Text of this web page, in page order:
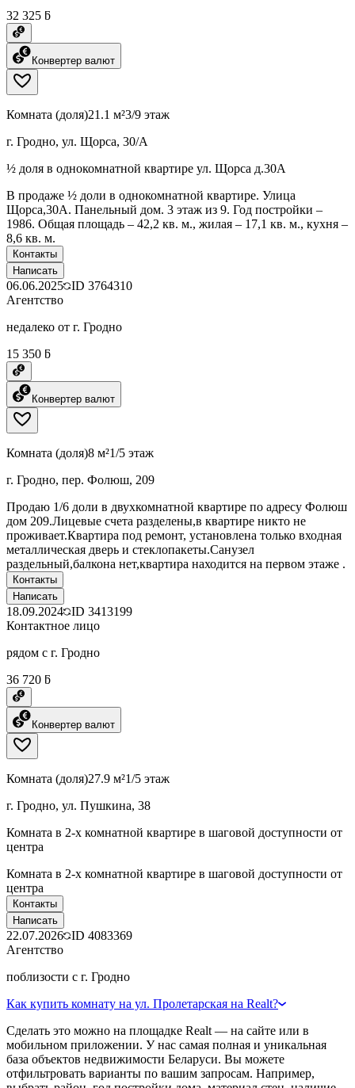
32 325 ƃ
Конвертер валют
Комната (доля)21.1 м²3/9 этаж
г. Гродно, ул. Щорса, 30/А
½ доля в однокомнатной квартире ул. Щорса д.30А
В продаже ½ доли в однокомнатной квартире. Улица
Щорса,30А. Панельный дом. 3 этаж из 9. Год постройки –
1986. Общая площадь – 42,2 кв. м., жилая – 17,1 кв. м., кухня –
8,6 кв. м.
Контакты
Написать
06.06.2025 ID 3764310
Агентство
недалеко от г. Гродно
15 350 ƃ
Конвертер валют
Комната (доля)8 м²1/5 этаж
г. Гродно, пер. Фолюш, 209
Продаю 1/6 доли в двухкомнатной квартире по адресу Фолюш
дом 209.Лицевые счета разделены,в квартире никто не
проживает.Квартира под ремонт, установлена только входная
металлическая дверь и стеклопакеты.Санузел
раздельный,балкона нет,квартира находится на первом этаже .
Контакты
Написать
18.09.2024 ID 3413199
Контактное лицо
рядом с г. Гродно
36 720 ƃ
Конвертер валют
Комната (доля)27.9 м²1/5 этаж
г. Гродно, ул. Пушкина, 38
Комната в 2-х комнатной квартире в шаговой доступности от
центра
Комната в 2-х комнатной квартире в шаговой доступности от
центра
Контакты
Написать
22.07.2026 ID 4083369
Агентство
поблизости с г. Гродно
Как купить комнату на ул. Пролетарская на Realt?
Сделать это можно на площадке Realt — на сайте или в
мобильном приложении. У нас самая полная и уникальная
база объектов недвижимости Беларуси. Вы можете
отфильтровать варианты по вашим запросам. Например,